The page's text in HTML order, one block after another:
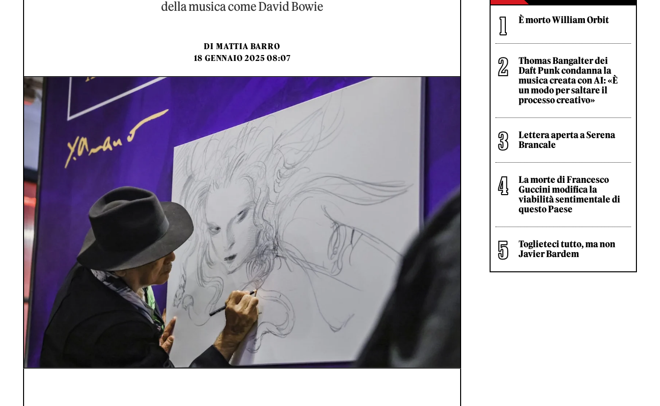
della musica come David Bowie
DI MATTIA BARRO
18 GENNAIO 2025 08:07
È morto William Orbit
Thomas Bangalter dei
Daft Punk condanna la
musica creata con AI: «È
un modo per saltare il
processo creativo»
Lettera aperta a Serena
Brancale
La morte di Francesco
Guccini modifica la
viabilità sentimentale di
questo Paese
Toglieteci tutto, ma non
Javier Bardem